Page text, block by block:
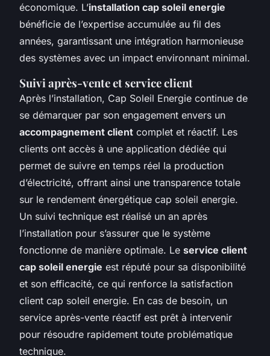
économique. L’installation cap soleil energie
bénéficie de l’expertise accumulée au fil des
années, garantissant une intégration harmonieuse
des systèmes avec un impact environnant minimal.
Suivi après-vente et service client
Après l’installation, Cap Soleil Energie continue de
se démarquer par son engagement envers un
accompagnement client complet et réactif. Les
clients ont accès à une application dédiée qui
permet de suivre en temps réel la production
d’électricité, offrant ainsi une transparence totale
sur le rendement énergétique cap soleil energie.
Un suivi technique est réalisé un an après
l’installation pour s’assurer que le système
fonctionne de manière optimale. Le service client
cap soleil energie est réputé pour sa disponibilité
et son efficacité, ce qui renforce la satisfaction
client cap soleil energie. En cas de besoin, un
service après-vente réactif est prêt à intervenir
pour résoudre rapidement toute problématique
technique.